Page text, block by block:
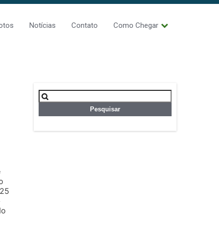
Notícias Contato Como Chegar
Pesquisar
por: